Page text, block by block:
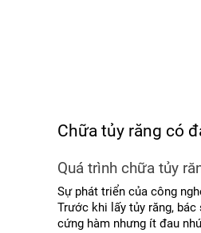
Chữa tủy răng có
Quá trình chữa tủy
Sự phát triển của công
Trước khi lấy tủy răng,
cứng hàm nhưng ít đau